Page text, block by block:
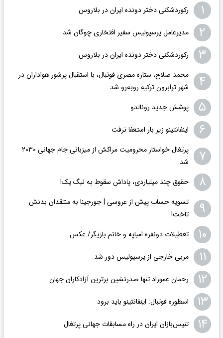
۱ رکوردشکنی دختر دونده ایران در بلاروس
۲ مدیرعامل پرسپولیس سفیر افتخاری چوگان شد
۳ رکوردشکنی دختر دونده ایران در بلاروس
۴
محمد صلاح، ستاره مصری فوتبال، با استقبال پرشور هواداران در
شهر ترابزون ترکیه روبه‌رو شد
۵ پوشش جدید رونالدو
۶ اینفانتینو زیر بار استعفا نرفت
۷
پرتغال خواستار محرومیت مراکش از میزبانی جام جهانی ۲۰۳۰
شد
۸ حقوق چند میلیاردی، پاداش سقوط به لیگ یک!
۹
تسویه حساب پیش از عروسی | جورجینا به منتقدان بدنش
تاخت!
۱۰ تعطیلات دونفره امباپه و خانم بازیگر/ عکس
۱۱ مربی خارجی از پرسپولیس دور شد
۱۲ رحمان عموزاد تنها صدرنشین برترین آزادکاران جهان
۱۳ اسطوره فوتبال: اینفانتینو باید برود
۱۴ تنیس‌بازان ایران در راه مسابقات جهانی پرتغال